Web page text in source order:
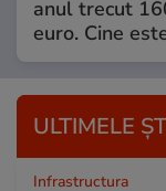
anul trecut
euro. Cine
ULTIMELE
Infrastructura